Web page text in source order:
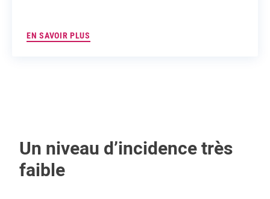
EN SAVOIR PLUS
Un niveau d’incidence très
faible